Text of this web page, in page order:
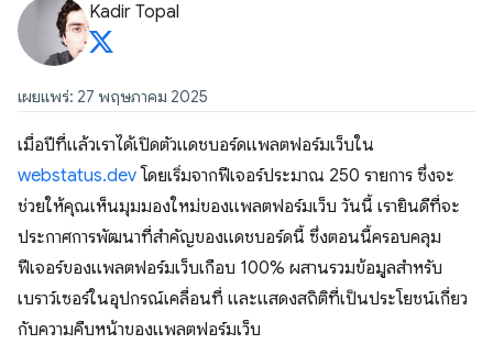
Kadir Topal
เผยแพร่: 27 พฤษภาคม 2025
เมื่อปีที่แล้วเราได้เปิดตัวแดชบอร์ดแพลตฟอร์มเว็บใน
webstatus.dev โดยเริ่มจากฟีเจอร์ประมาณ 250 รายการ ซึ่งจะ
ช่วยให้คุณเห็นมุมมองใหม่ของแพลตฟอร์มเว็บ วันนี้ เรายินดีที่จะ
ประกาศการพัฒนาที่สำคัญของแดชบอร์ดนี้ ซึ่งตอนนี้ครอบคลุม
ฟีเจอร์ของแพลตฟอร์มเว็บเกือบ 100% ผสานรวมข้อมูลสําหรับ
เบราว์เซอร์ในอุปกรณ์เคลื่อนที่ และแสดงสถิติที่เป็นประโยชน์เกี่ยว
กับความคืบหน้าของแพลตฟอร์มเว็บ